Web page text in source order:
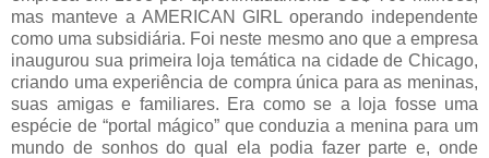
mas manteve a AMERICAN GIRL operando independente
como uma subsidiária. Foi neste mesmo ano que a empresa
inaugurou sua primeira loja temática na cidade de Chicago,
criando uma experiência de compra única para as meninas,
suas amigas e familiares. Era como se a loja fosse uma
espécie de “portal mágico” que conduzia a menina para um
mundo de sonhos do qual ela podia fazer parte e, onde